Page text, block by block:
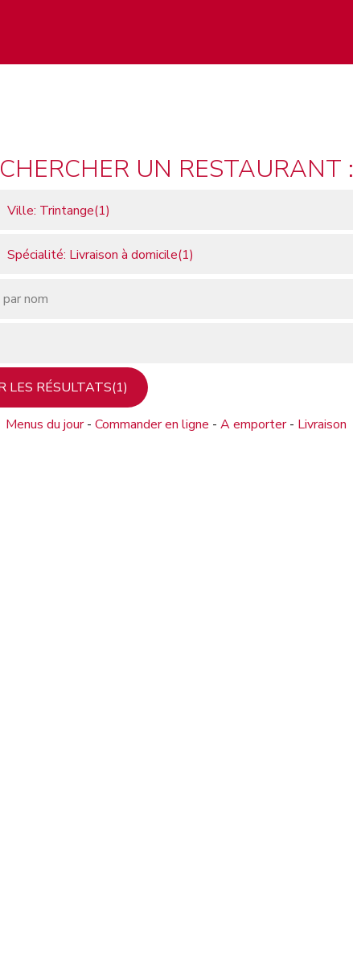
CHERCHER UN RESTAURANT :
Ville: Trintange(1)
Spécialité: Livraison à domicile(1)
Menus du jour- Commander en ligne - A emporter- Livraison